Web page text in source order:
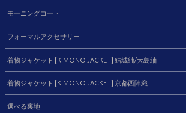
モーニングコート
フォーマルアクセサリー
着物ジャケット [KIMONO JACKET] 結城紬/大島紬
着物ジャケット [KIMONO JACKET] 京都西陣織
選べる裏地